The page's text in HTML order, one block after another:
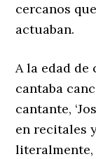
cercanos
actuaban.
A la edad de
cantaba
cantante,
en recitales